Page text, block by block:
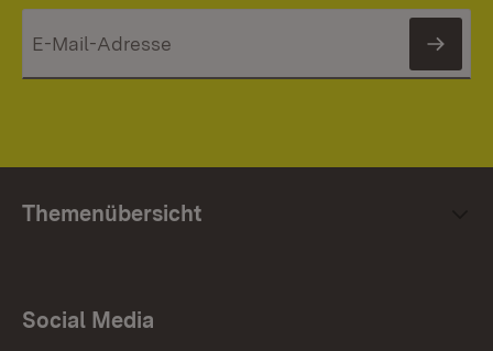
Themenübersicht
Social Media